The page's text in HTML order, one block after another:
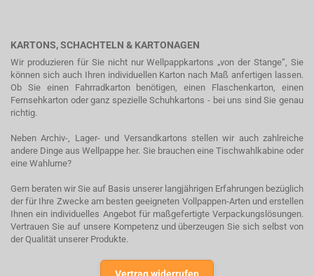
KARTONS, SCHACHTELN & KARTONAGEN
Wir produzieren für Sie nicht nur Wellpappkartons „von der Stange“, Sie
können sich auch Ihren individuellen Karton nach Maß anfertigen lassen.
Ob Sie einen Fahrradkarton benötigen, einen Flaschenkarton, einen
Fernsehkarton oder ganz spezielle Schuhkartons - bei uns sind Sie genau
richtig.
Neben Archiv-, Lager- und Versandkartons stellen wir auch zahlreiche
andere Dinge aus Wellpappe her. Sie brauchen eine Tischwahlkabine oder
eine Wahlurne?
Gern beraten wir Sie auf Basis unserer langjährigen Erfahrungen bezüglich
der für Ihre Zwecke am besten geeigneten Vollpappen-Arten und erstellen
Ihnen ein individuelles Angebot für maßgefertigte Verpackungslösungen.
Vertrauen Sie auf unsere Kompetenz und überzeugen Sie sich selbst von
der Qualität unserer Produkte.
Vertrag widerrufen